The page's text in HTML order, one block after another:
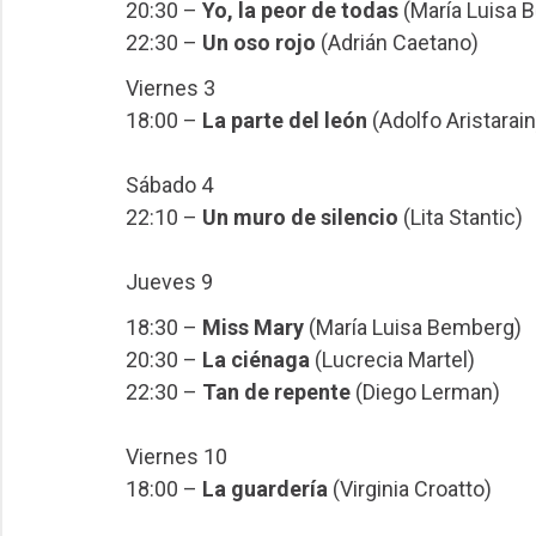
20:30 – Yo, la peor de todas (María Luisa
22:30 – Un oso rojo (Adrián Caetano)
Viernes 3
18:00 – La parte del león (Adolfo
Sábado 4
22:10 – Un muro de silencio (Lita Stantic)
Jueves 9
18:30 – Miss Mary(María Luisa Bemberg)
20:30 – La ciénaga (Lucrecia Martel)
22:30 – Tan de repente(Diego Lerman)
Viernes 10
18:00 – La guardería (Virginia Croatto)